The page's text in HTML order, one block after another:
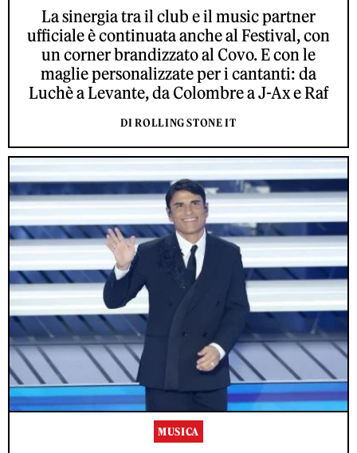
La sinergia tra il club e il music partner
ufficiale è continuata anche al Festival, con
un corner brandizzato al Covo. E con le
maglie personalizzate per i cantanti: da
Luchè a Levante, da Colombre a J-Ax e Raf
DI ROLLING STONE IT
MUSICA